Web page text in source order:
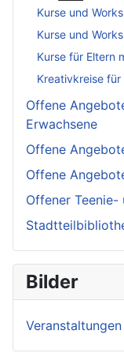
Kurse und
Kurse und
Kurse für Eltern
Kreativkreise für
Offene
Erwachsene
Offene
Offene
Offener
Bilder
Veranstaltungen